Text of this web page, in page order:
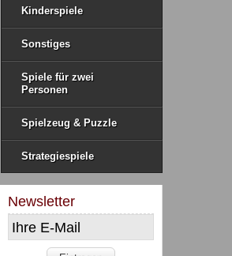
Kinderspiele
Sonstiges
Spiele für zwei
Personen
Spielzeug & Puzzle
Strategiespiele
Newsletter